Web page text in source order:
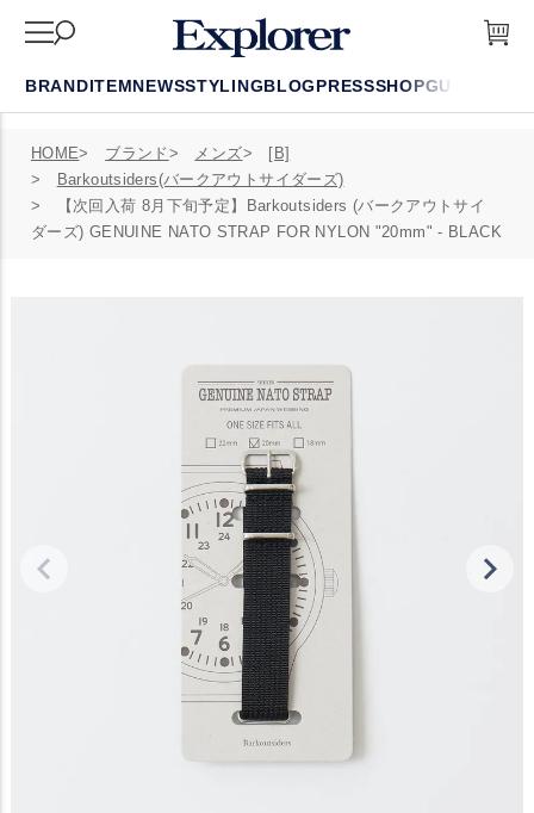
BRANDITEMNEWSSTYLINGBLOGPRESSSHOPGUIDE
HOME ブランド メンズ
[B]
Barkoutsiders(バークアウトサイダーズ)
【次回入荷 8月下旬予定】Barkoutsiders (バークアウトサイ
ダーズ) GENUINE NATO STRAP FOR NYLON "20mm" - BLACK